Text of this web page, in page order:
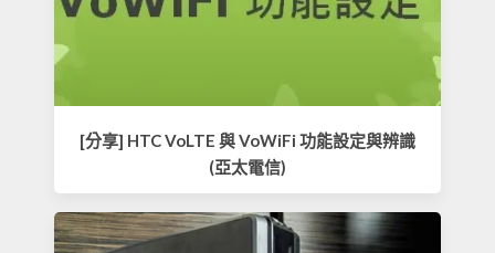
[分享] HTC VoLTE 與 VoWiFi 功能設定與辨識
(亞太電信)